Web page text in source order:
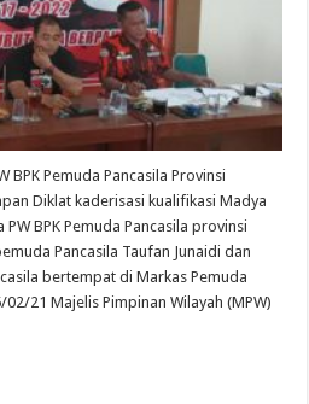
BPK Pemuda Pancasila Provinsi
Diklat kaderisasi kualifikasi Madya
BPK Pemuda Pancasila provinsi
Pancasila Taufan Junaidi dan
bertempat di Markas Pemuda
02/21 Majelis Pimpinan Wilayah (MPW)